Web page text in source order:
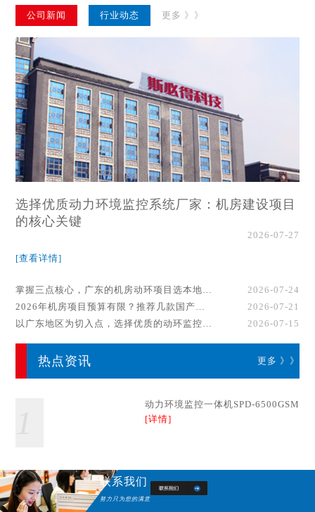
公司新闻 行业动态 更多 》》
选择优质动力环境监控系统厂家：机房建设项目
的核心关键
2026-07-27
[查看详情]
掌握三点核心，广东的机房动环项目选本地厂家事半功倍！
2026-07-24
2026年机房项目预算有限？推荐几款国产动环监控系统品牌
2026-07-21
以广东地区为切入点，选择优质的动环监控系统厂家
2026-07-15
热点资讯 更多 》》
动力环境监控一体机SPD-6500GSM
[详情]
联系我们
努力只为您的满意